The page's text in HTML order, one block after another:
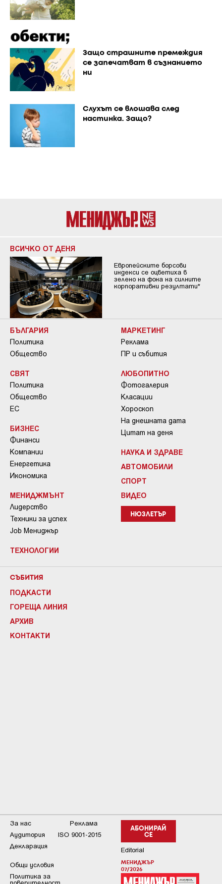
Защо страшните премеждия
се запечатват в съзнанието
ни
Слухът се влошава след
настинка. Защо?
ВСИЧКО ОТ ДЕНЯ
Европейските борсови
индекси се оцветиха в
зелено на фона на силните
корпоративни резултати*
БЪЛГАРИЯ
Политика
Общество
СВЯТ
Политика
Общество
ЕС
БИЗНЕС
Финанси
Компании
Енергетика
Икономика
МЕНИДЖМЪНТ
Лидерство
Техники за успех
Job Мениджър
ТЕХНОЛОГИИ
МАРКЕТИНГ
Реклама
ПР и събития
ЛЮБОПИТНО
Фотогалерия
Класации
Хороскоп
На днешната дата
Цитат на деня
НАУКА И ЗДРАВЕ
АВТОМОБИЛИ
СПОРТ
ВИДЕО
НЮЗЛЕТЪР
СЪБИТИЯ
ПОДКАСТИ
ГОРЕЩА ЛИНИЯ
АРХИВ
КОНТАКТИ
АБОНИРАЙ
СЕ
Editorial
МЕНИДЖЪР
07/2026
За нас
Реклама
Аудитория
ISO 9001-2015
Декларация
Общи условия
Пoлитикa зa